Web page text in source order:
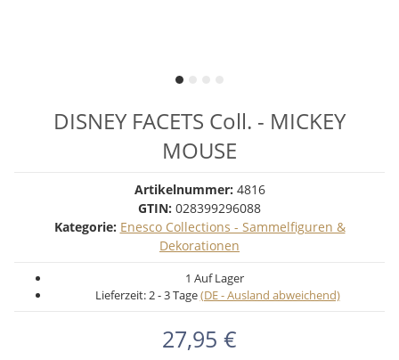
DISNEY FACETS Coll. - MICKEY
MOUSE
Artikelnummer: 4816
GTIN: 028399296088
Kategorie: Enesco Collections - Sammelfiguren &
Dekorationen
1 Auf Lager
Lieferzeit:2 - 3 Tage(DE - Ausland abweichend)
27,95 €